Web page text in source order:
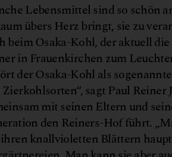
Lebensmittel sind so schön
übers Herz bringt, sie zu
beim Osaka-Kohl, der aktuell
in Frauenkirchen zum
der Osaka-Kohl als
sagt Paul Reiner
mit seinen Eltern und
den Reiners-Hof führt.
knallvioletten Blättern